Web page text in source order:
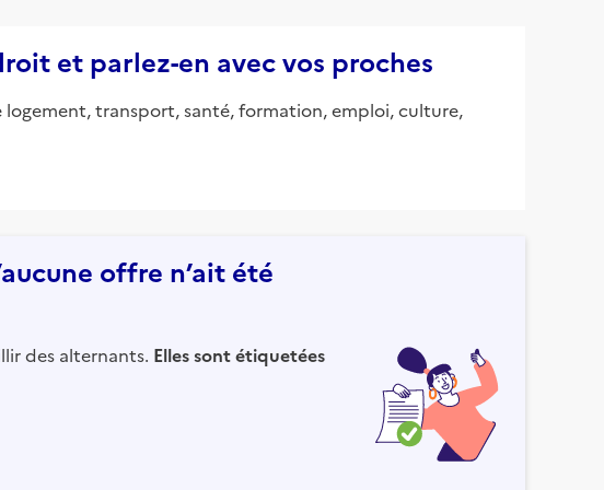
et parlez-en avec vos proches
logement, transport, santé, formation, emploi, culture,
offre n’ait été
des alternants. Elles sont étiquetées